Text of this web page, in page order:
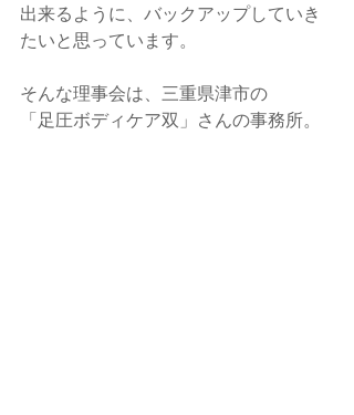
出来るように、バックアップしていき
たいと思っています。
そんな理事会は、三重県津市の
「足圧ボディケア双」さんの事務所。